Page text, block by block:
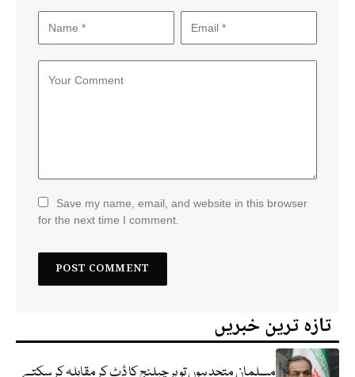
Save my name, email, and website in this browser
for the next time I comment.
تازہ ترین خبریں
مسلمان متحد ہوں تو ہر چیلنج کا ڈٹ کر مقابلہ کر سکتے